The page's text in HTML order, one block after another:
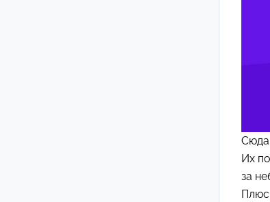
Сюда
Их
за